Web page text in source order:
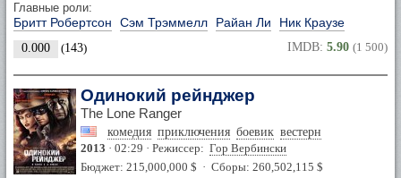
Главные роли:
Бритт Робертсон Сэм Трэммелл Райан Ли Ник Краузе
0.000 (143) IMDB: 5.90 (1 500)
Одинокий рейнджер
The Lone Ranger
комедия приключения боевик вестерн
2013 · 02:29 · Режиссер: Гор Вербински
Бюджет: 215,000,000 $ · Сборы: 260,502,115 $